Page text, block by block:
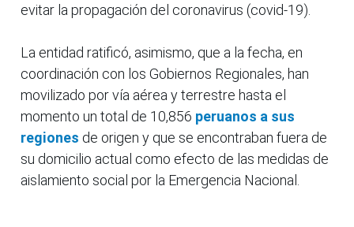
evitar la propagación del coronavirus (covid-19).
La entidad ratificó, asimismo, que a la fecha, en
coordinación con los Gobiernos Regionales, han
movilizado por vía aérea y terrestre hasta el
momento un total de 10,856 peruanos a sus
regiones de origen y que se encontraban fuera de
su domicilio actual como efecto de las medidas de
aislamiento social por la Emergencia Nacional.